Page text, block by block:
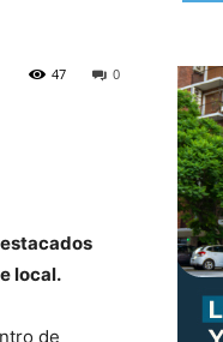
0
47
local.
de